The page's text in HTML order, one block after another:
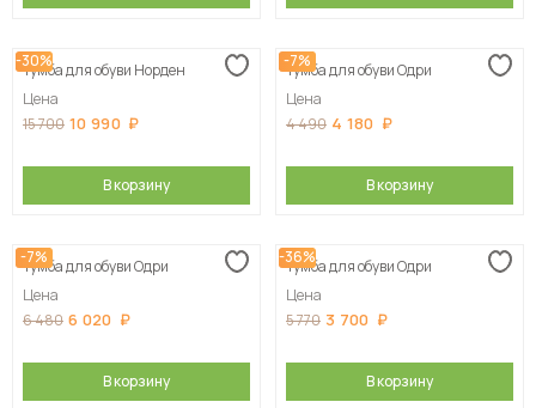
-30%
Тумба для обуви Норден
Цена
15 700 10 990
В корзину
-7%
Тумба для обуви Одри
Цена
4 490 4 180
В корзину
-7%
Тумба для обуви Одри
Цена
6 480 6 020
В корзину
-36%
Тумба для обуви Одри
Цена
5 770 3 700
В корзину